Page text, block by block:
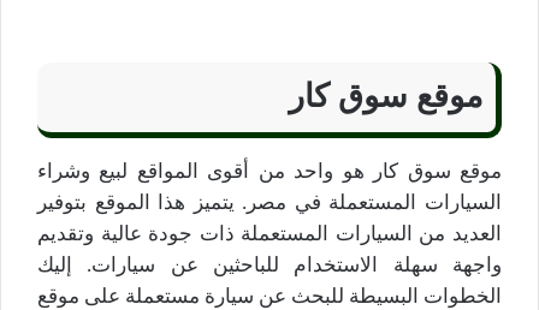
موقع سوق كار
موقع سوق كار هو واحد من أقوى المواقع لبيع وشراء
السيارات المستعملة في مصر. يتميز هذا الموقع بتوفير
العديد من السيارات المستعملة ذات جودة عالية وتقديم
واجهة سهلة الاستخدام للباحثين عن سيارات. إليك
الخطوات البسيطة للبحث عن سيارة مستعملة على موقع